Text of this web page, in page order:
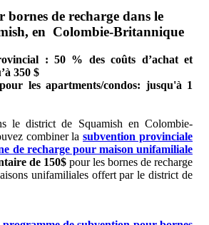
bornes de recharge dans le
en Colombie-Britannique
: 50 % des coûts d’achat et
350 $
les apartments/condos: jusqu'à 1
le district de Squamish en Colombie-
combiner lasubvention provinciale
de recharge pour maison unifamiliale
de 150$ pour les bornes de recharge
unifamiliales offert par le district de